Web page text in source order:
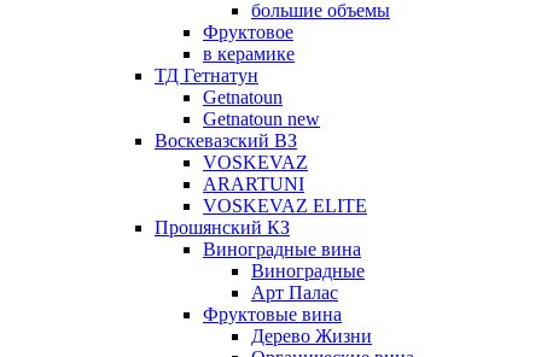
большие объемы
Фруктовое
в керамике
ТД Гетнатун
Getnatoun
Getnatoun new
Воскевазский ВЗ
VOSKEVAZ
ARARTUNI
VOSKEVAZ ELITE
Прошянский КЗ
Виноградные вина
Виноградные
Арт Палас
Фруктовые вина
Дерево Жизни